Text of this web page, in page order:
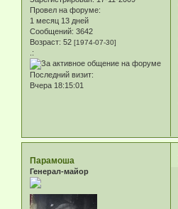
Провел на форуме:
1 месяц 13 дней
Сообщений: 3642
Возраст: 52 [1974-07-30]
.:
Последний визит:
Вчера 18:15:01
Парамоша
Генерал-майор